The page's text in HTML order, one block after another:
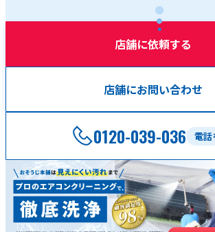
店舗に依頼する
店舗にお問い合わせ
電話
0120-039-036